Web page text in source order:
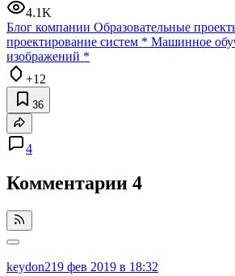
4.1K
Блог компании Образовательные
проектирование систем * Машинное
изображений *
+12
36
4
Комментарии 4
keydon219 фев 2019 в 18:32